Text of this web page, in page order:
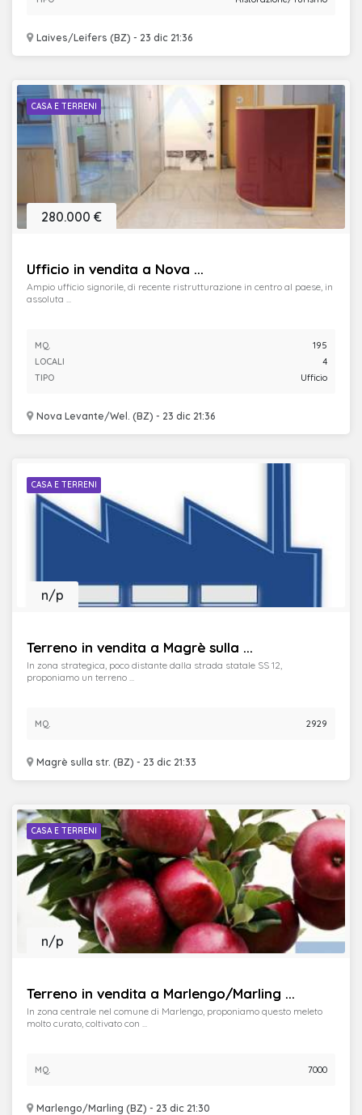
Laives/Leifers (BZ) - 23 dic 21:36
CASA E TERRENI
Ufficio in vendita a Nova ...
Nova Levante/Wel. (BZ) - 23 dic 21:36
280.000 €
Ampio ufficio signorile, di recente ristrutturazione in centro al paese, in
assoluta ...
MQ.
195
LOCALI
4
TIPO
Ufficio
CASA E TERRENI
Terreno in vendita a Magrè sulla ...
Magrè sulla str. (BZ) - 23 dic 21:33
n/p
In zona strategica, poco distante dalla strada statale SS 12,
proponiamo un terreno ...
MQ. 2929
CASA E TERRENI
Terreno in vendita a Marlengo/Marling ...
Marlengo/Marling (BZ) - 23 dic 21:30
n/p
In zona centrale nel comune di Marlengo, proponiamo questo meleto
molto curato, coltivato con ...
MQ. 7000